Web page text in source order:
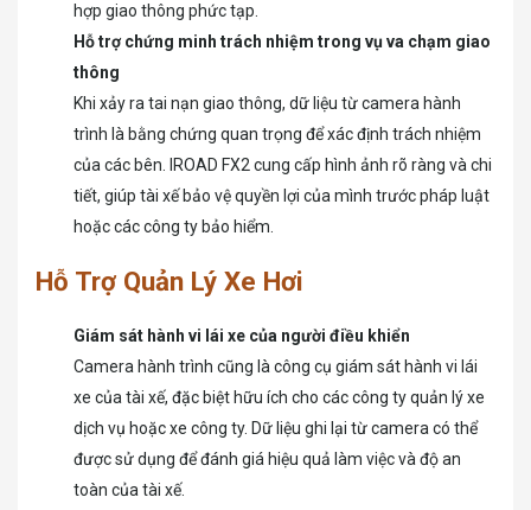
hợp giao thông phức tạp.
Hỗ trợ chứng minh trách nhiệm trong vụ va chạm giao
thông
Khi xảy ra tai nạn giao thông, dữ liệu từ camera hành
trình là bằng chứng quan trọng để xác định trách nhiệm
của các bên. IROAD FX2 cung cấp hình ảnh rõ ràng và chi
tiết, giúp tài xế bảo vệ quyền lợi của mình trước pháp luật
hoặc các công ty bảo hiểm.
Hỗ Trợ Quản Lý Xe Hơi
Giám sát hành vi lái xe của người điều khiển
Camera hành trình cũng là công cụ giám sát hành vi lái
xe của tài xế, đặc biệt hữu ích cho các công ty quản lý xe
dịch vụ hoặc xe công ty. Dữ liệu ghi lại từ camera có thể
được sử dụng để đánh giá hiệu quả làm việc và độ an
toàn của tài xế.